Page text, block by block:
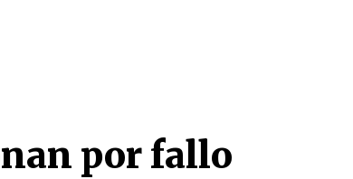
por fallo